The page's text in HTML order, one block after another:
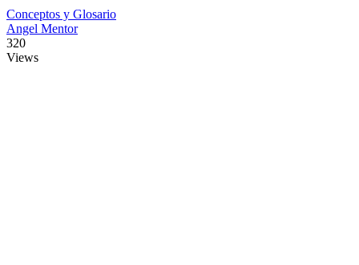
Conceptos y Glosario
Angel Mentor
320
Views